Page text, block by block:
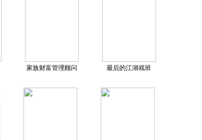
家族财富管理顾问 最后的江湖戏班